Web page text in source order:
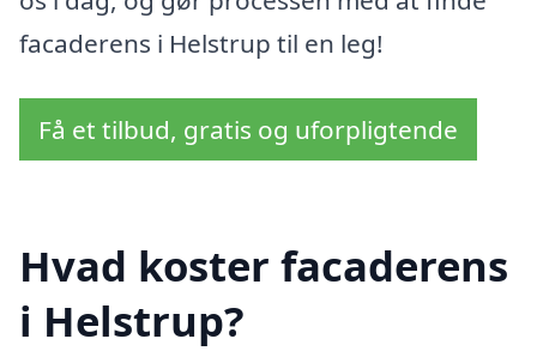
facaderens i Helstrup til en leg!
Få et tilbud, gratis og uforpligtende
Hvad koster facaderens
i Helstrup?